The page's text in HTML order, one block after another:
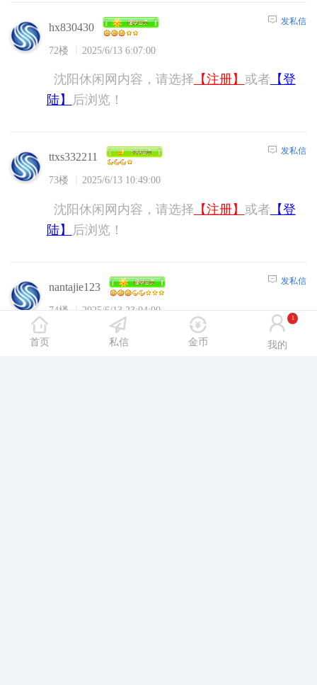
hx830430
72楼 2025/6/13 6:07:00
发私信
沈阳休闲网内容，请选择 【注册】 或者 【登
陆】
后浏览！
ttxs332211
73楼 2025/6/13 10:49:00
发私信
沈阳休闲网内容，请选择 【注册】 或者 【登
陆】
后浏览！
nantajie123
74楼 2025/6/13 23:04:00
发私信
沈阳休闲网内容，请选择【注册】 或者【登
首页 私信 金币 我的
1